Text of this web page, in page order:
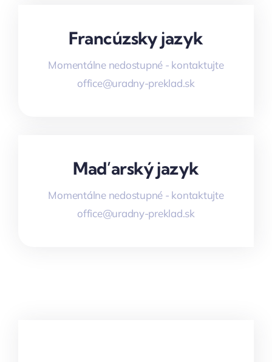
Francúzsky jazyk
Momentálne nedostupné - kontaktujte
office@uradny-preklad.sk
Maďarský jazyk
Momentálne nedostupné - kontaktujte
office@uradny-preklad.sk